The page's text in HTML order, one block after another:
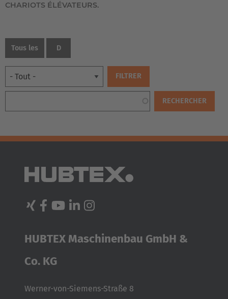
EUROPE
Belgium
Nederlands
CHARIOTS ÉLÉVATEURS.
Tous les D
HUBTEX Maschinenbau GmbH &
Co. KG
Werner-von-Siemens-Straße 8